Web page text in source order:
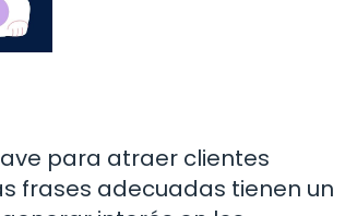
para atraer clientes
frases adecuadas tienen un